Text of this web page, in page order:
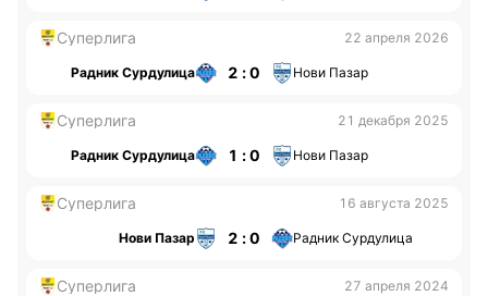
Суперлига 22 апреля 2026
Радник Сурдулица 2 : 0 Нови Пазар
Суперлига 21 декабря 2025
Радник Сурдулица 1 : 0 Нови Пазар
Суперлига 16 августа 2025
Нови Пазар 2 : 0 Радник Сурдулица
Суперлига 27 апреля 2024